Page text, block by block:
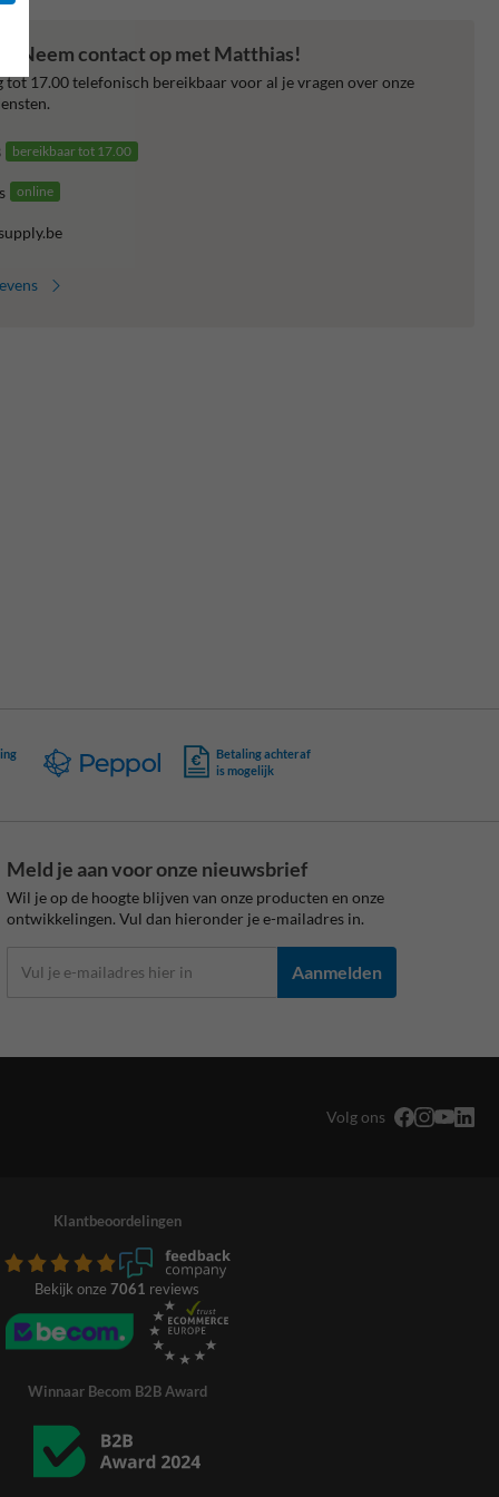
Neem contact op met Matthias!
tot 17.00 telefonisch bereikbaar voor al je vragen over onze
bereikbaar tot 17.00
online
Betaling achteraf
is mogelijk
Meld je aan voor onze nieuwsbrief
Wil je op de hoogte blijven van onze producten en onze
ontwikkelingen. Vul dan hieronder je e-mailadres in.
Aanmelden
Volg ons
Klantbeoordelingen
Bekijk onze 7061 reviews
Winnaar Becom B2B Award